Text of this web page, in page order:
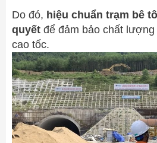
Do đó, hiệu chuẩn trạm bê
quyếtđể đảm bảo chất lượng
cao tốc.